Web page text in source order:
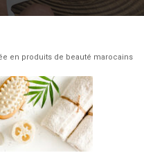
en produits de beauté marocains